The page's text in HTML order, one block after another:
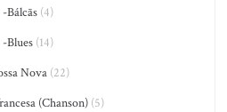
-Bálcãs(4)
-Blues(14)
Nova (22)
(Chanson)(5)